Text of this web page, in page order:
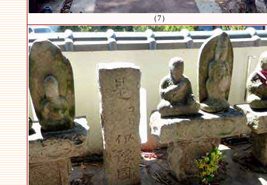
（7）